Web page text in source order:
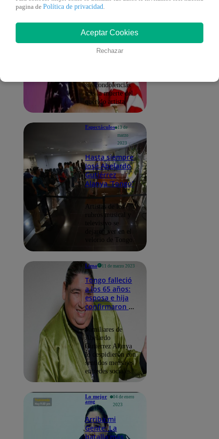
Personajes
nacionales e
lamentan el
fallecimiento
de 'Tongo'
Conocidas figuras
sus condolencias
tras la muerte del
querido artista.
Espectáculos 13 de
marzo
2023
Hasta siempre
José Abelardo
Gutiérrez
Alanya ‘Tongo’
Artistas de los
rubros musical y
televisivo se
dejaron ver en el
velorio de Tongo.
Lima 11 de marzo 2023
Tongo falleció
a los 65 años:
esposa e hija
confirmaron su
muerte
Familiares de
Abelardo
Gutiérrez Alanya
lo despidieron con
sentidos mensajes
en redes sociales.
Lo mejor
amg
04 de enero
2023
Arriba mi
Gente: La
batalla más
pagina de Política de privacidad
Aceptar Cookies
Rechazar